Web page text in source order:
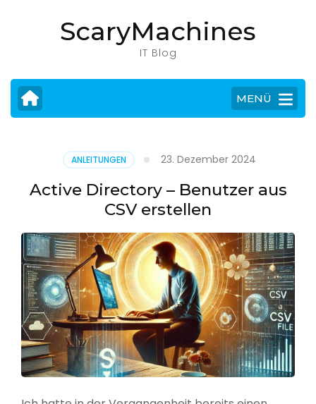
drücken)
ScaryMachines
IT Blog
MENÜ
ANLEITUNGEN 23. Dezember 2024
Active Directory – Benutzer aus
CSV erstellen